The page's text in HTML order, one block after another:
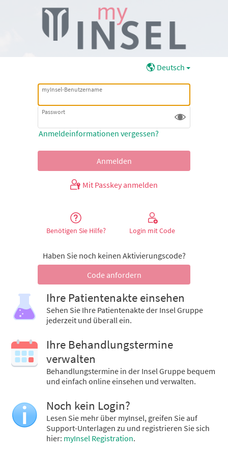
Deutsch
myInsel-Benutzername
Passwort
Anmeldeinformationen vergessen?
Mit Passkey anmelden
Benötigen Sie Hilfe? Login mit Code
Haben Sie noch keinen Aktivierungscode?
Code anfordern
Ihre Patientenakte einsehen
Sehen Sie Ihre Patientenakte der Insel Gruppe
jederzeit und überall ein.
Ihre Behandlungstermine
verwalten
Behandlungstermine in der Insel Gruppe bequem
und einfach online einsehen und verwalten.
Noch kein Login?
Lesen Sie mehr über myInsel, greifen Sie auf
Support-Unterlagen zu und registrieren Sie sich
hier: myInsel Registration.